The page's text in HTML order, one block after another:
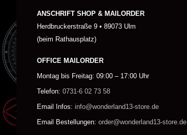
ANSCHRIFT SHOP & MAILORDER
Herdbruckerstraße 9 • 89073 Ulm
(beim Rathausplatz)
OFFICE MAILORDER
Montag bis Freitag: 09:00 – 17:00 Uhr
Telefon: 0731-6 02 73 58
Email Infos: info@wonderland13-store.de
Email Bestellungen: order@wonderland13-store.de